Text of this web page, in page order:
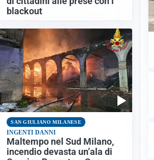
blackout
SAN GIULIANO MILANESE
INGENTI DANNI
Maltempo nel Sud Milano,
incendio devasta un’ala di